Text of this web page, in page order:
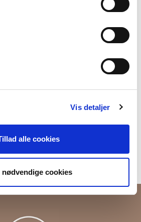
Vis detaljer
alle cookies
nødvendige cookies